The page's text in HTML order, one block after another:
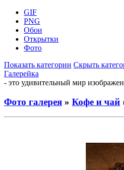
GIF
PNG
Обои
Открытки
Фото
Показать категории Скрыть
Галерейка
- это удивительный мир
Фото галерея » Кофе и чай